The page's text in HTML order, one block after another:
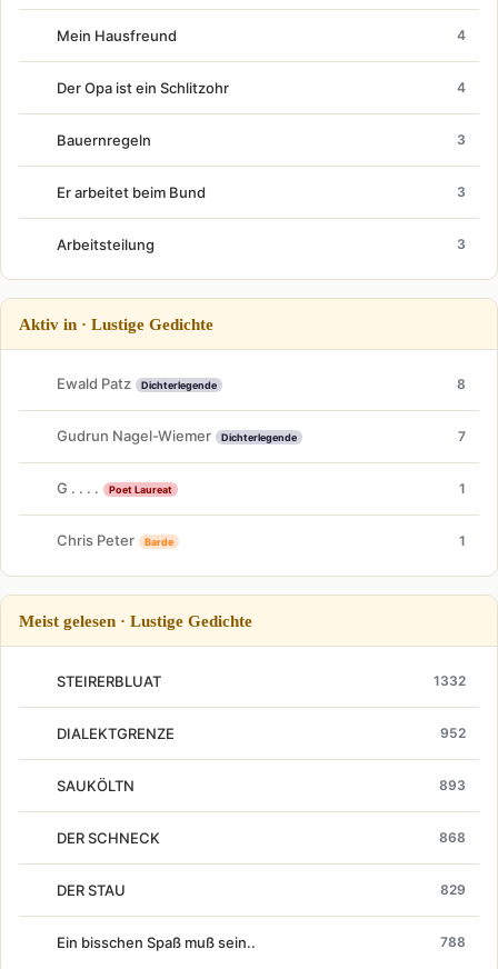
Mein Hausfreund 4
Der Opa ist ein Schlitzohr 4
Bauernregeln 3
Er arbeitet beim Bund 3
Arbeitsteilung 3
Aktiv in · Lustige Gedichte
Ewald Patz Dichterlegende 8
Gudrun Nagel-Wiemer Dichterlegende 7
G . . . . Poet Laureat 1
Chris Peter Barde 1
Meist gelesen · Lustige Gedichte
STEIRERBLUAT 1332
DIALEKTGRENZE 952
SAUKÖLTN 893
DER SCHNECK 868
DER STAU 829
Ein bisschen Spaß muß sein.. 788